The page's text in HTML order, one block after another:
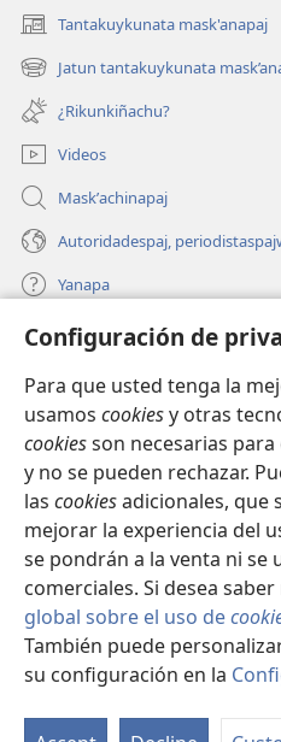
Configuración de
Para que usted tenga la
usamos cookiesy otras
cookiesson necesarias
y no se pueden rechazar.
las cookiesadicionales, que
mejorar la experiencia del
se pondrán a la venta ni se
comerciales. Si desea
global sobre el uso de
También puede
su configuración en la
Tantakuykunata mask'anapaj
(opens
new
window)
Jatun tantakuykunata
(opens
new
window)
¿Rikunkiñachu?
Videos
Maskʼachinapaj
Autoridadespaj,
Yanapa
Donaciones
new
window)INTERNETPI BIBLIOTECA
(opens
new
window)JW Hub
(opens
new
window)JW Library ®
Copyright© 2026 Watch Tower Bible
CONDICIONES DE USO|
CONFIGURACIÓN